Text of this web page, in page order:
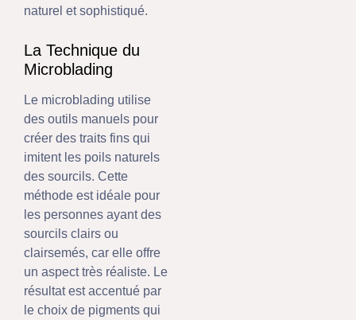
naturel et sophistiqué.
La Technique du
Microblading
Le microblading utilise
des outils manuels pour
créer des traits fins qui
imitent les poils naturels
des sourcils. Cette
méthode est idéale pour
les personnes ayant des
sourcils clairs ou
clairsemés, car elle offre
un aspect très réaliste. Le
résultat est accentué par
le choix de pigments qui